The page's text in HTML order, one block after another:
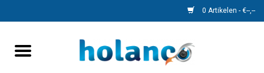
0 Artikelen - €--,--
Home